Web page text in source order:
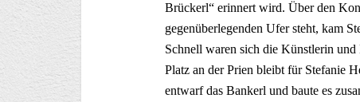
Brückerl“ erinnert wird. Über den
gegenüberlegenden Ufer steht, kam
Schnell waren sich die Künstlerin
Platz an der Prien bleibt für Stefanie
entwarf das Bankerl und baute es